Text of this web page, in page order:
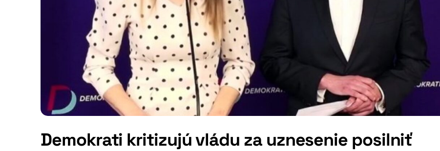
Demokrati kritizujú vládu za uznesenie posilniť